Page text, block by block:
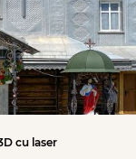
cu laser